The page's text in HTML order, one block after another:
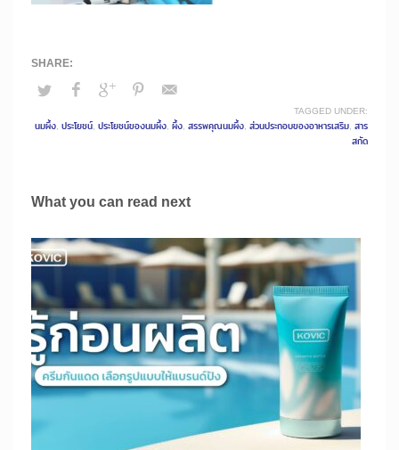
TAGGED UNDER:
นมผึ้ง, ประโยชน์, ประโยชน์ของนมผึ้ง, ผึ้ง, สรรพคุณนมผึ้ง, ส่วนประกอบของอาหารเสริม, สาร
สกัด
What you can read next